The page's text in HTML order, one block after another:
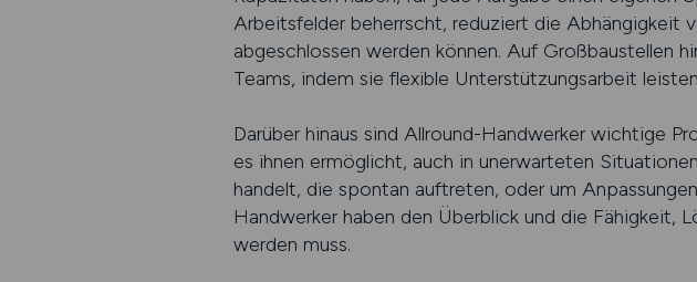
Arbeitsfelder beherrscht, reduziert die Abhängigkeit
abgeschlossen werden können. Auf Großbaustellen
Teams, indem sie flexible Unterstützungsarbeit
Darüber hinaus sind Allround-Handwerker wichtige
es ihnen ermöglicht, auch in unerwarteten
handelt, die spontan auftreten, oder um
Handwerker haben den Überblick und die Fähigkeit,
werden muss.